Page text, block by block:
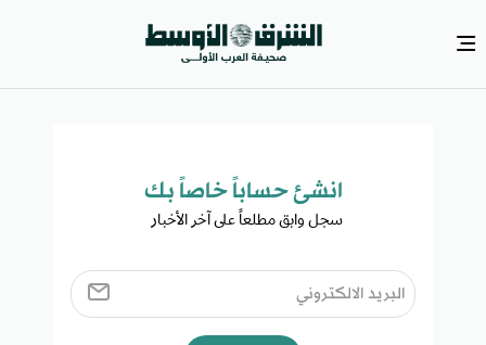
انشئ حساباً خاصاً بك​
سجل وابق مطلعاً على آخر الأخبار ​